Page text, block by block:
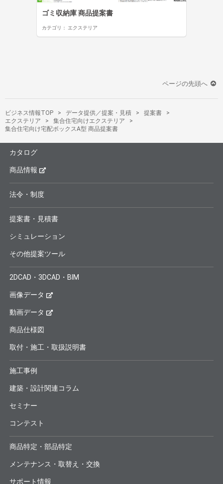
ゴミ収納庫 商品提案書
カテゴリ： エクステリア
ページの先頭へ
ビジネス情報TOP データ提供／提案・見積
提案書
エクステリア
集合住宅向けエクステリア
集合住宅向け宅配ボックスA型 商品提案書
カタログ
商品情報
法令・制度
提案書・見積書
シミュレーション
その他提案ツール
2DCAD・3DCAD・BIM
画像データ
動画データ
商品仕様図
取付・施工・取扱説明書
施工事例
建築・設計関連コラム
セミナー
コンテスト
商品特定・部品特定
メンテナンス・取替え・交換
サポート情報